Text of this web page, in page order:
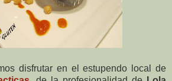
disfrutar en el estupendo local de